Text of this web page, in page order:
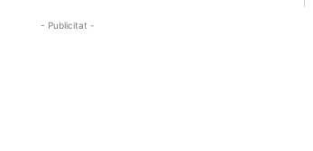
- Publicitat -